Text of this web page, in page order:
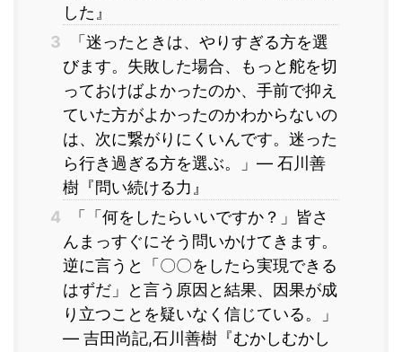
した』
3
「迷ったときは、やりすぎる方を選
びます。失敗した場合、もっと舵を切
っておけばよかったのか、手前で抑え
ていた方がよかったのかわからないの
は、次に繋がりにくいんです。迷った
ら行き過ぎる方を選ぶ。」― 石川善
樹『問い続ける力』
4
「「何をしたらいいですか？」皆さ
んまっすぐにそう問いかけてきます。
逆に言うと「〇〇をしたら実現できる
はずだ」と言う原因と結果、因果が成
り立つことを疑いなく信じている。」
― 吉田尚記,石川善樹『むかしむかし